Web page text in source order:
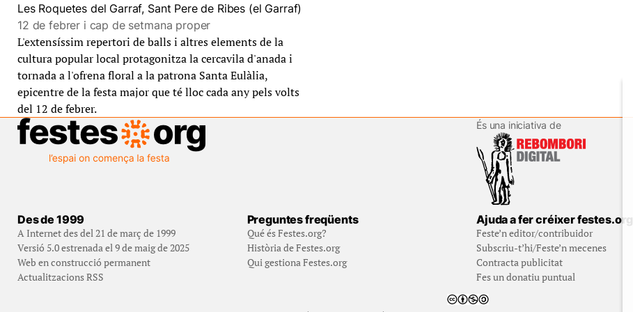
Les Roquetes del Garraf, Sant Pere de Ribes (el Garraf)
12 de febrer i cap de setmana proper
L'extensíssim repertori de balls i altres elements de la
cultura popular local protagonitza la cercavila d'anada i
tornada a l'ofrena floral a la patrona Santa Eulàlia,
epicentre de la festa major que té lloc cada any pels volts
del 12 de febrer.
És una iniciativa de
Des de 1999
A Internet des del 21 de març de 1999
Versió 5.0 estrenada el 9 de maig de 2025
Web en construcció permanent
Actualitzacions RSS
Preguntes freqüents
Qué és Festes.org?
Història de Festes.org
Qui gestiona Festes.org
Ajuda a fer créixer festes.org
Feste’n editor/contribuidor
Subscriu-t’hi/Feste’n mecenes
Contracta publicitat
Fes un donatiu puntual